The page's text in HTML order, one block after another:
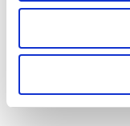
belirleyebilirsiniz.
Ayarlar butonuna
Metnimizi ziyaret
okumak ve sitemizi